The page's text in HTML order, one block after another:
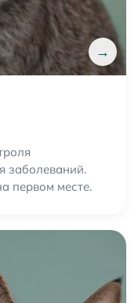
→
заболеваний.
на первом месте.